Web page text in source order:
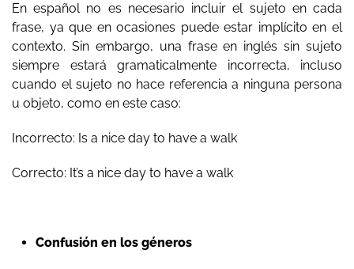
En español no es necesario incluir el sujeto en cada
frase, ya que en ocasiones puede estar implícito en el
contexto. Sin embargo, una frase en inglés sin sujeto
siempre estará gramaticalmente incorrecta, incluso
cuando el sujeto no hace referencia a ninguna persona
u objeto, como en este caso:
Incorrecto: Is a nice day to have a walk
Correcto: It’s a nice day to have a walk
Confusión en los géneros